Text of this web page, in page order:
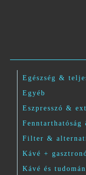
Egészség &
Egyéb
Eszpresszó &
Fenntarthatóság
Filter &
Kávé +
Kávé és